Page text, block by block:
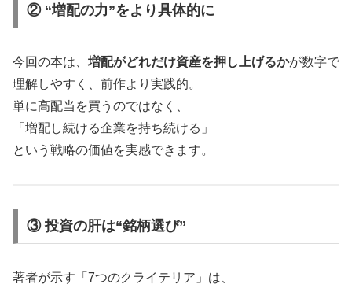
② “増配の力”をより具体的に
今回の本は、 増配がどれだけ資産を押し上げるかが数字で
理解しやすく、前作より実践的。
単に高配当を買うのではなく、
「増配し続ける企業を持ち続ける」
という戦略の価値を実感できます。
③ 投資の肝は“銘柄選び”
著者が示す「7つのクライテリア」は、